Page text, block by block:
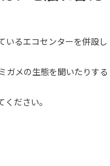
いるエコセンターを併設し
ガメの生態を聞いたりする
ださい。